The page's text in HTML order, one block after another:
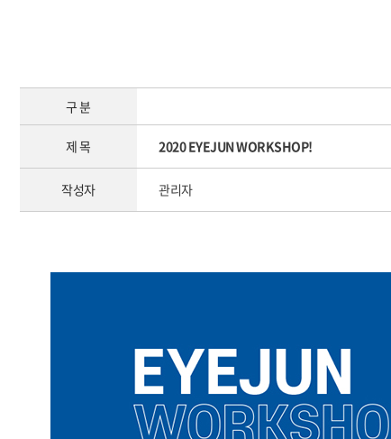
구 분
제 목 2020 EYEJUN WORKSHOP!
작성자 관리자